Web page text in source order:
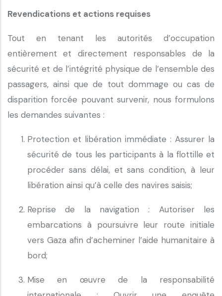
Revendications et actions requises
Tout en tenant les autorités d’occupation
entièrement et directement responsables de la
sécurité et de l’intégrité physique de l’ensemble des
passagers, ainsi que de tout dommage ou cas de
disparition forcée pouvant survenir, nous formulons
les demandes suivantes :
Protection et libération immédiate : Assurer la
sécurité de tous les participants à la flottille et
procéder sans délai, et sans condition, à leur
libération ainsi qu’à celle des navires saisis;
Reprise de la navigation : Autoriser les
embarcations à poursuivre leur route initiale
vers Gaza afin d’acheminer l’aide humanitaire à
bord;
Mise en œuvre de la responsabilité